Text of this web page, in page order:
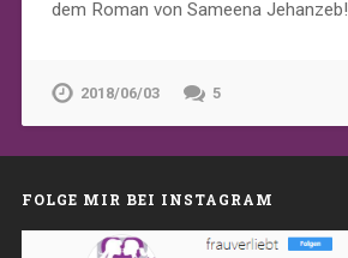
dem Roman von Sameena Jehanzeb!
2018/06/03 5
FOLGE MIR BEI INSTAGRAM